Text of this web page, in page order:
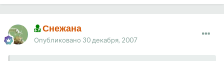
Снежана
Опубликовано 30 декабря, 2007